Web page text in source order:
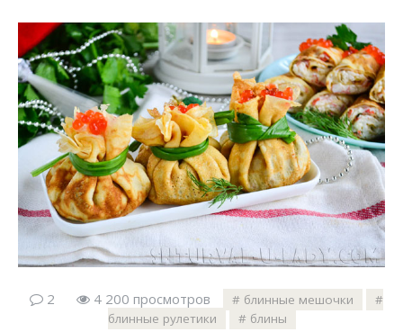
2 4 200 просмотров
блинные мешочки
блинные рулетики
блины